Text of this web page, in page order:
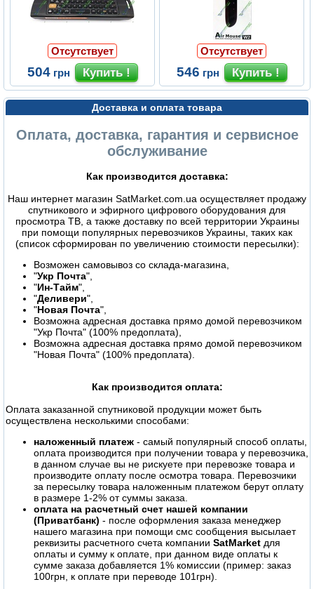
Отсутствует
504 грн
Отсутствует
546 грн
Доставка и оплата товара
Оплата, доставка, гарантия и сервисное
обслуживание
Как производится доставка:
Наш интернет магазин SatMarket.com.ua осуществляет продажу
спутникового и эфирного цифрового оборудования для
просмотра ТВ, а также доставку по всей территории Украины
при помощи популярных перевозчиков Украины, таких как
(список сформирован по увеличению стоимости пересылки):
Возможен самовывоз со склада-магазина,
"Укр Почта",
"Ин-Тайм",
"Деливери",
"Новая Почта",
Возможна адресная доставка прямо домой перевозчиком
"Укр Почта" (100% предоплата),
Возможна адресная доставка прямо домой перевозчиком
"Новая Почта" (100% предоплата).
Как производится оплата:
Оплата заказанной спутниковой продукции может быть
осуществлена несколькими способами:
наложенный платеж - самый популярный способ оплаты,
оплата производится при получении товара у перевозчика,
в данном случае вы не рискуете при перевозке товара и
производите оплату после осмотра товара. Перевозчики
за пересылку товара наложенным платежом берут оплату
в размере 1-2% от суммы заказа.
оплата на расчетный счет нашей компании
(Приватбанк) - после оформления заказа менеджер
нашего магазина при помощи смс сообщения высылает
реквизиты расчетного счета компании SatMarket для
оплаты и сумму к оплате, при данном виде оплаты к
сумме заказа добавляется 1% комиссии (пример: заказ
100грн, к оплате при переводе 101грн).